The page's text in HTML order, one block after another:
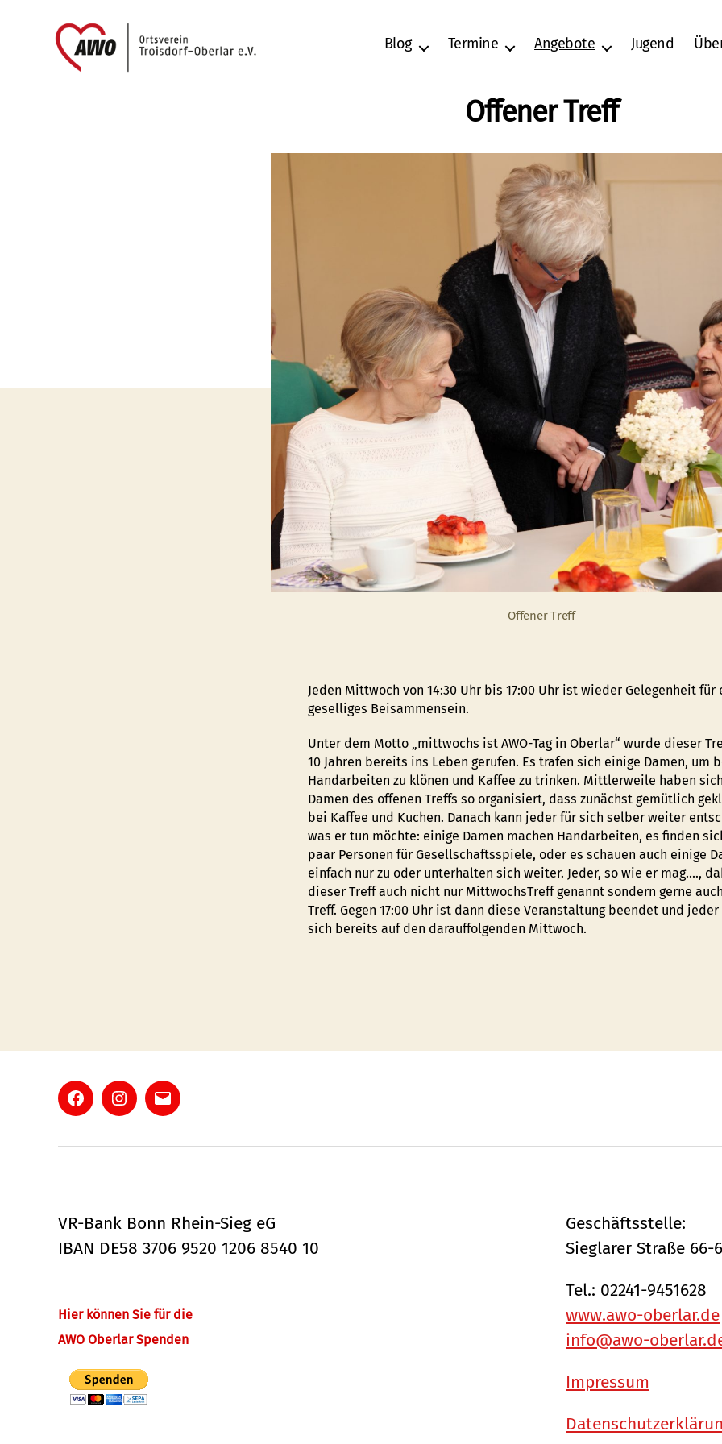
Blog Termine Angebote Jugend
Offener Treff
Offener Treff
Jeden Mittwoch von 14:30 Uhr bis 17:00 Uhr ist wieder Gelegenheit für
geselliges Beisammensein.
Unter dem Motto „mittwochs ist AWO-Tag in Oberlar“ wurde dieser
10 Jahren bereits ins Leben gerufen. Es trafen sich einige Damen, um
Handarbeiten zu klönen und Kaffee zu trinken. Mittlerweile haben
Damen des offenen Treffs so organisiert, dass zunächst gemütlich
bei Kaffee und Kuchen. Danach kann jeder für sich selber weiter
was er tun möchte: einige Damen machen Handarbeiten, es finden
paar Personen für Gesellschaftsspiele, oder es schauen auch einige
einfach nur zu oder unterhalten sich weiter. Jeder, so wie er mag….,
dieser Treff auch nicht nur MittwochsTreff genannt sondern gerne
Treff. Gegen 17:00 Uhr ist dann diese Veranstaltung beendet und
sich bereits auf den darauffolgenden Mittwoch.
FacebookInstagram
E-
VR-Bank Bonn Rhein-Sieg eG
IBAN DE58 3706 9520 1206 8540 10
Hier können Sie für die
AWO Oberlar Spenden
Geschäftsstelle:
Sieglarer Straße 66-
Tel.: 02241-9451628
www.awo-oberlar.de
info@awo-
Impressum